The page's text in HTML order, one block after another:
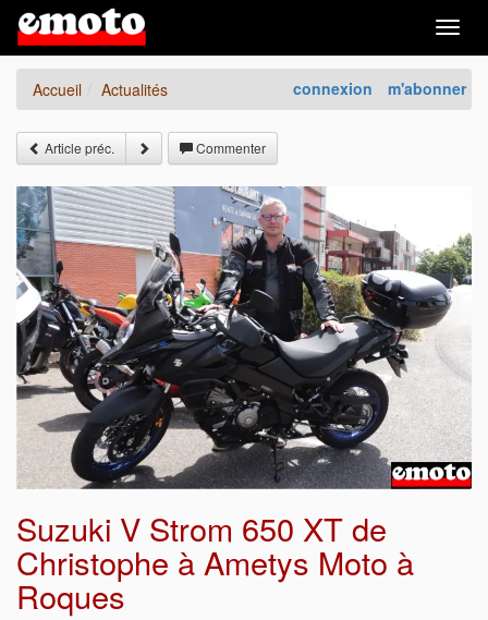
connexion m'abonner
Accueil Actualités
Article préc. Commenter
Suzuki V Strom 650 XT de
Christophe à Ametys Moto à
Roques